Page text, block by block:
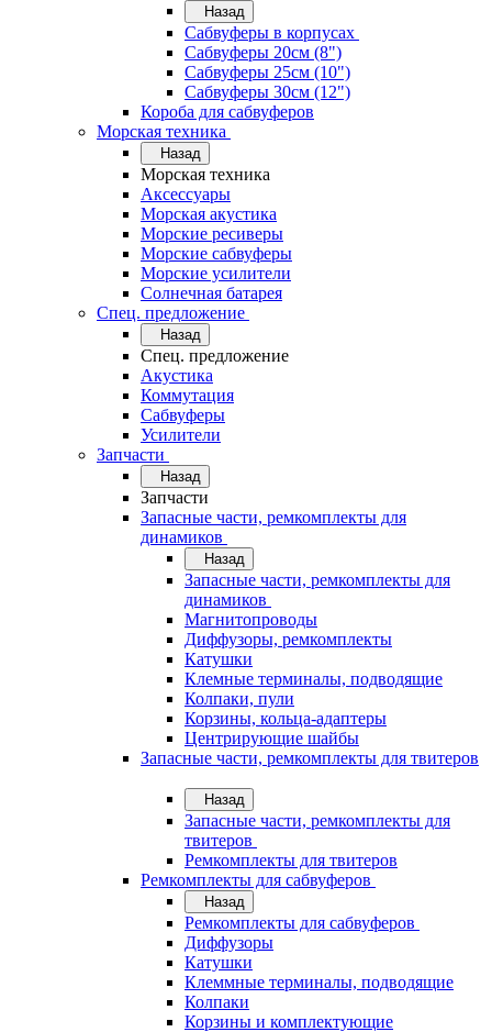
Назад
Сабвуферы в корпусах
Сабвуферы 20см (8")
Сабвуферы 25см (10")
Сабвуферы 30см (12")
Короба для сабвуферов
Морская техника
Назад
Морская техника
Аксессуары
Морская акустика
Морские ресиверы
Морские сабвуферы
Морские усилители
Солнечная батарея
Спец. предложение
Назад
Спец. предложение
Акустика
Коммутация
Сабвуферы
Усилители
Запчасти
Назад
Запчасти
Запасные части, ремкомплекты для
динамиков
Назад
Запасные части, ремкомплекты для
динамиков
Магнитопроводы
Диффузоры, ремкомплекты
Катушки
Клемные терминалы, подводящие
Колпаки, пули
Корзины, кольца-адаптеры
Центрирующие шайбы
Запасные части, ремкомплекты для твитеров
Назад
Запасные части, ремкомплекты для
твитеров
Ремкомплекты для твитеров
Ремкомплекты для сабвуферов
Назад
Ремкомплекты для сабвуферов
Диффузоры
Катушки
Клеммные терминалы, подводящие
Колпаки
Корзины и комплектующие